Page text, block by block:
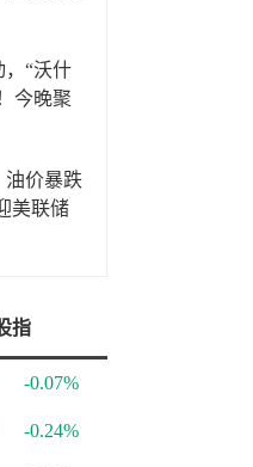
“沃什
今晚聚
油价暴跌
美联储
指
-0.07%
-0.24%